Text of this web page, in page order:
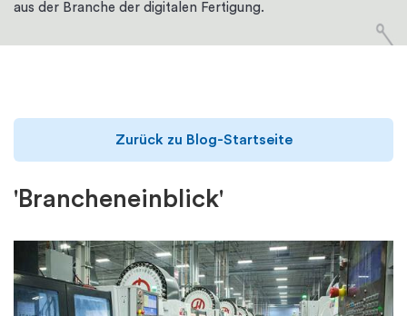
aus der Branche der digitalen Fertigung.
'Brancheneinblick'
Zurück zu Blog-Startseite